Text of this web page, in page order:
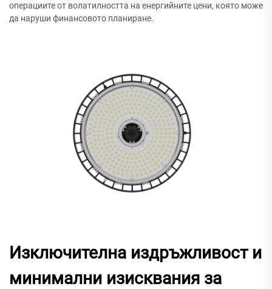
операциите от волатилността на енергийните цени, която може
да наруши финансовото планиране.
Изключителна издръжливост и
минимални изисквания за